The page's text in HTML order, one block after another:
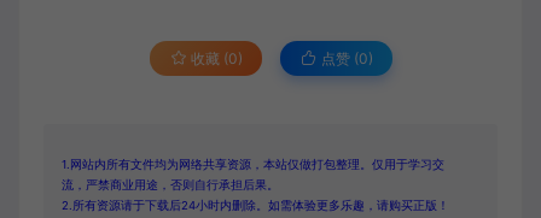
收藏 (0) 点赞 (0)
1.网站内所有文件均为网络共享资源，本站仅做打包整理。仅用于学习交
流，严禁商业用途，否则自行承担后果。
2.所有资源请于下载后24小时内删除。如需体验更多乐趣，请购买正版！